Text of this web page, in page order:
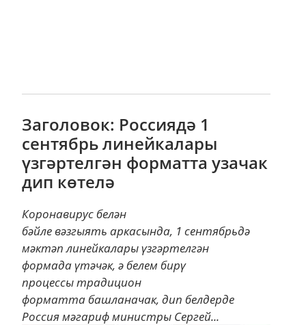
Заголовок: Россиядә 1
сентябрь линейкалары
үзгәртелгән форматта узачак
дип көтелә
Коронавирус белән
бәйле вәзгыять аркасында, 1 сентябрьдә
мәктәп линейкалары үзгәртелгән
формада үтәчәк, ә белем бирү
процессы традицион
форматта башланачак, дип белдерде
Россия мәгариф министры Сергей...